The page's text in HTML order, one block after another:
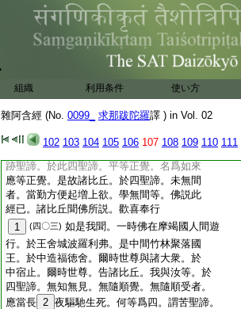
組織 利用条件 使い方
雜阿含經 (No. 0099_ 求那跋陀羅譯 ) in Vol. 02
102 103 104 105 106 107 108 109 110 111
者何。人生於世。長夜受苦。有時地獄。有時
畜生。有時餓鬼。於三惡道。空受衆苦。亦不
聞法。是故我今爲無間等故。不以終身受
三百槍爲大苦也。是故比丘。於四聖諦。
未得無間等者。當勤方便起増上欲。學無
奉行
住處鹿野苑中。爾時世尊告諸比丘。於四聖
諦。平等正覺。名爲如來應等正覺。何等爲
跡聖諦。於此四聖諦。平等正覺。名爲如來
應等正覺。是故諸比丘。於四聖諦。未無間
者。當勤方便起増上欲。學無間等。佛説此
經已。諸比丘聞佛所説。歡喜奉行
1
(四〇三) 如是我聞。一時佛在摩竭國人間遊
行。於王舍城波羅利弗。是中間竹林聚落國
王。於中造福徳舍。爾時世尊與諸大衆。於
中宿止。爾時世尊。告諸比丘。我與汝等。於
四聖諦。無知無見。無隨順覺。無隨順受者。
應當長 2 夜驅馳生死。何等爲四。謂苦聖諦。